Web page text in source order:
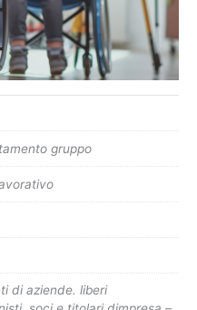
gruppo
di aziende. liberi